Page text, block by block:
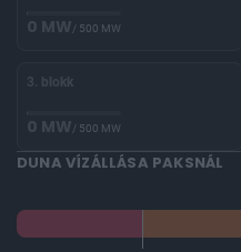
0 MW/ 500 MW
3. blokk
0 MW/ 500 MW
DUNA VÍZÁLLÁSA PAKSNÁL